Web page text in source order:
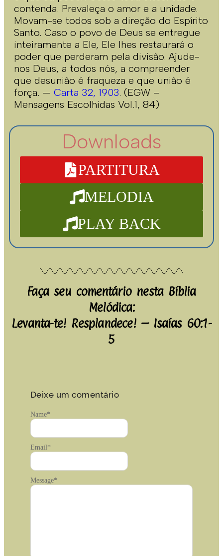
contenda. Prevaleça o amor e a unidade.
Movam-se todos sob a direção do Espírito
Santo. Caso o povo de Deus se entregue
inteiramente a Ele, Ele lhes restaurará o
poder que perderam pela divisão. Ajude-
nos Deus, a todos nós, a compreender
que desunião é fraqueza e que união é
força. — Carta 32, 1903. (EGW –
Mensagens Escolhidas Vol.1, 84)
Downloads
PARTITURA
MELODIA
PLAY BACK
Faça seu comentário nesta Bíblia
Melódica:
Levanta-te! Resplandece! – Isaías 60:1-
5
Deixe um comentário
Message*
Name*
Email*